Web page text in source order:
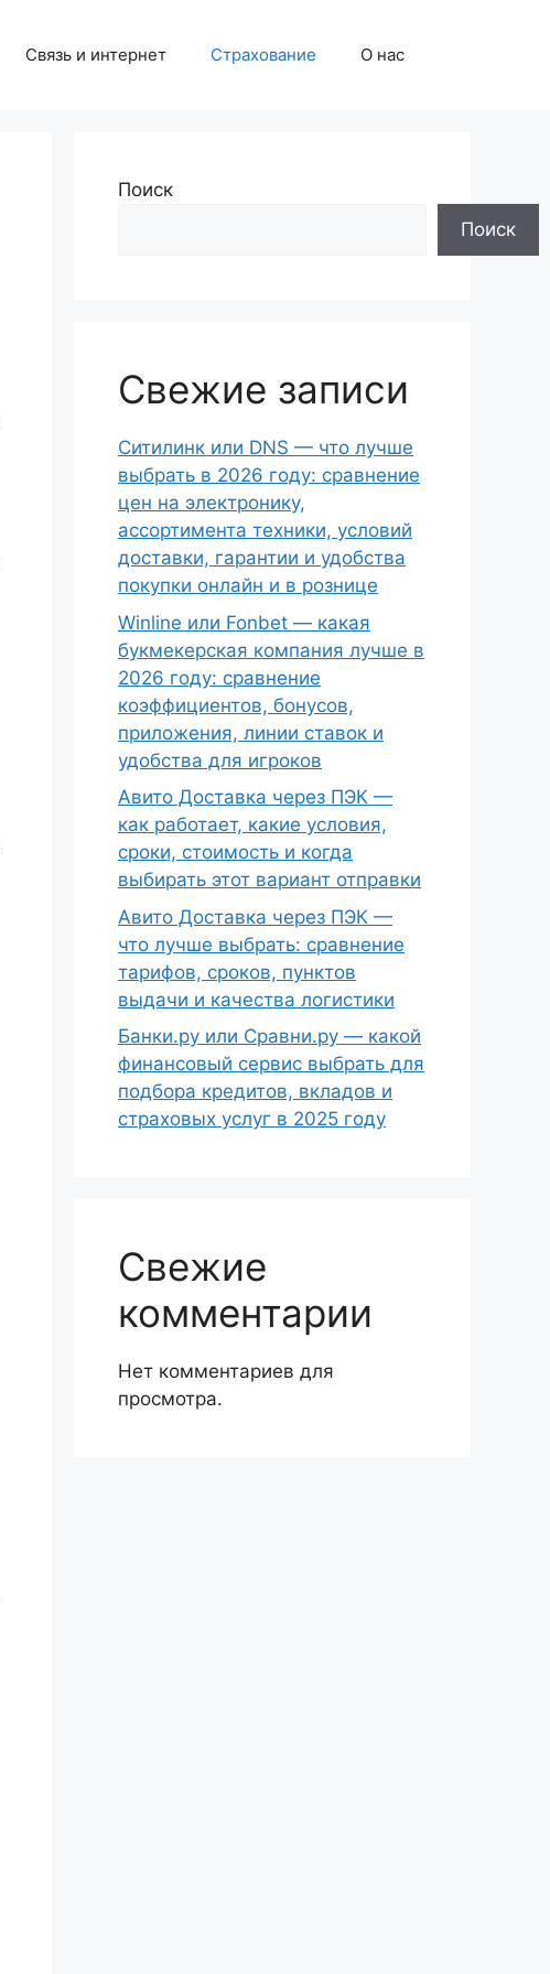
Связь и интернет Страхование О нас
Поиск
Поиск
Свежие записи
Ситилинк или DNS — что лучше
выбрать в 2026 году: сравнение
цен на электронику,
ассортимента техники, условий
доставки, гарантии и удобства
покупки онлайн и в рознице
Winline или Fonbet — какая
букмекерская компания лучше в
2026 году: сравнение
коэффициентов, бонусов,
приложения, линии ставок и
удобства для игроков
Авито Доставка через ПЭК —
как работает, какие условия,
сроки, стоимость и когда
выбирать этот вариант отправки
Авито Доставка через ПЭК —
что лучше выбрать: сравнение
тарифов, сроков, пунктов
выдачи и качества логистики
Банки.ру или Сравни.ру — какой
финансовый сервис выбрать для
подбора кредитов, вкладов и
страховых услуг в 2025 году
Свежие
комментарии
Нет комментариев для
просмотра.